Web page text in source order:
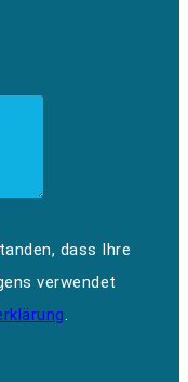
dass Ihre
verwendet